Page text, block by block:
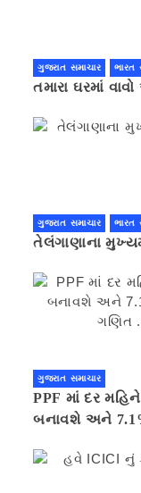
ગુજરાત સમાચાર ભારત
તમારા ઘરમાં
ગુજરાત સમાચાર ભારત
તેલંગાણાના
ગુજરાત સમાચાર
PPF માં દર
બનાવશે અને